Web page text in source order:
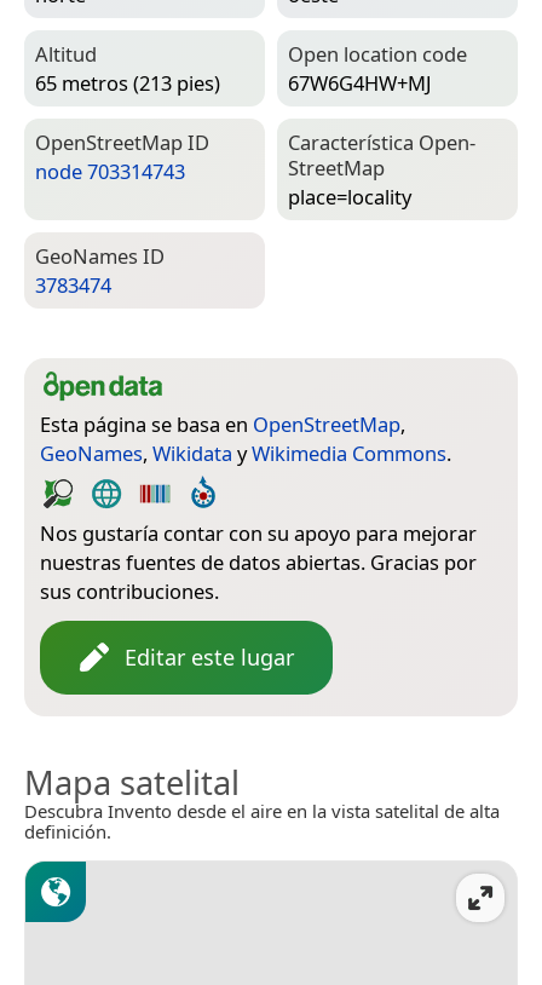
Altitud
65 metros (213 pies)
Open location code
67W6G4HW+MJ
Open­Street­Map ID
node 703314743
Característica Open­
Street­Map
place=­locality
Geo­Names ID
3783474
Esta página se basa en OpenStreetMap,
GeoNames, Wikidata yWikimedia Commons.
Nos gustaría contar con su apoyo para mejorar
nuestras fuentes de datos abiertas. Gracias por
sus contribuciones.
Editar este lugar
Mapa satelital
Descubra Invento desde el aire en la vista satelital de alta
definición.